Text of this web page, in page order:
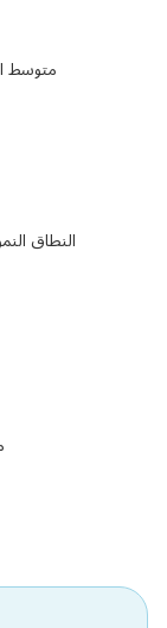
متوسط
النطاق